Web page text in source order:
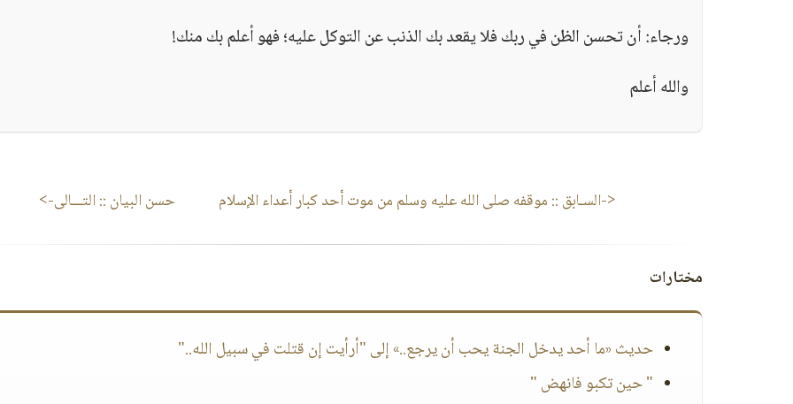
ورجاء: أن تحسن الظن في ربك فلا يقعد بك الذنب عن التوكل عليه؛ فهو أعلم بك منك!
والله أعلم
<-السـابق :: موقفه صلى الله عليه وسلم من موت أحد كبار أعداء الإسلام حسن البيان :: التـــالى->
مختارات
حديث «ما أحد يدخل الجنة يحب أن يرجع..» إلى "أرأيت إن قتلت في سبيل الله.."
" حين تكبو فانهض "